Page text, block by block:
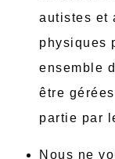
autistes et
physiques
ensemble
être
partie par
Nous ne